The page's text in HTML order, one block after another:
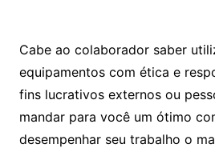
Cabe ao colaborador saber
equipamentos com ética e
fins lucrativos externos ou
mandar para você um ótimo
desempenhar seu trabalho o